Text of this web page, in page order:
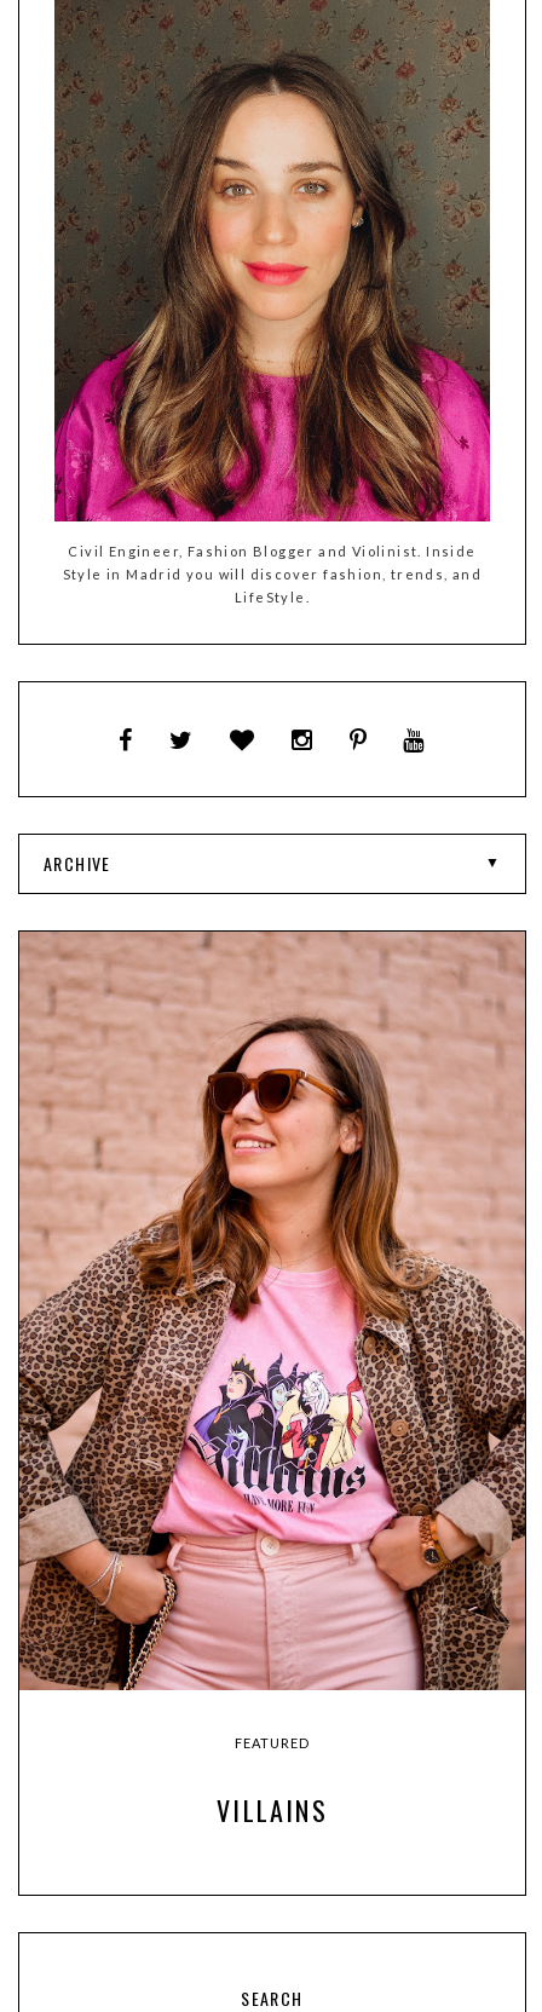
Civil Engineer, Fashion Blogger and Violinist. Inside
Style in Madrid you will discover fashion, trends, and
LifeStyle.
ARCHIVE
FEATURED
VILLAINS
SEARCH